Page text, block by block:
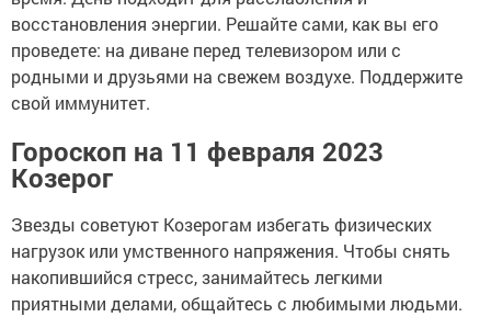
восстановления энергии. Решайте сами, как вы его
проведете: на диване перед телевизором или с
родными и друзьями на свежем воздухе. Поддержите
свой иммунитет.
Гороскоп на 11 февраля 2023
Козерог
Звезды советуют Козерогам избегать физических
нагрузок или умственного напряжения. Чтобы снять
накопившийся стресс, занимайтесь легкими
приятными делами, общайтесь с любимыми людьми.